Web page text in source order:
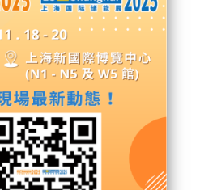
流設備有限公司